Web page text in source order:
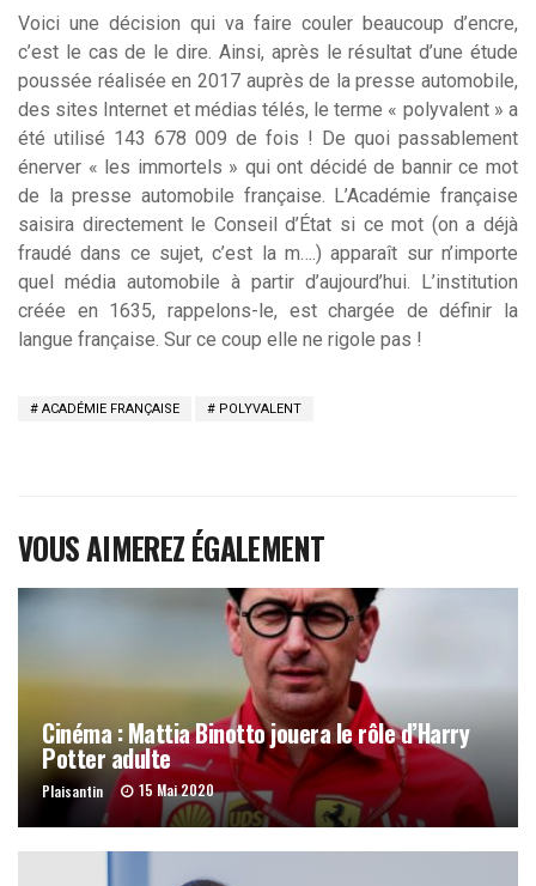
Voici une décision qui va faire couler beaucoup d’encre,
c’est le cas de le dire. Ainsi, après le résultat d’une étude
poussée réalisée en 2017 auprès de la presse automobile,
des sites Internet et médias télés, le terme « polyvalent » a
été utilisé 143 678 009 de fois ! De quoi passablement
énerver « les immortels » qui ont décidé de bannir ce mot
de la presse automobile française. L’Académie française
saisira directement le Conseil d’État si ce mot (on a déjà
fraudé dans ce sujet, c’est la m….) apparaît sur n’importe
quel média automobile à partir d’aujourd’hui. L’institution
créée en 1635, rappelons-le, est chargée de définir la
langue française. Sur ce coup elle ne rigole pas !
ACADÉMIE FRANÇAISE POLYVALENT
VOUS AIMEREZ ÉGALEMENT
Cinéma : Mattia Binotto jouera le rôle d’Harry
Potter adulte
Plaisantin 15 Mai 2020